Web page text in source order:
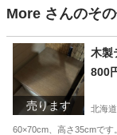
More さんのそ
売ります
木製
800
北海
60×70cm、高さ35cmで